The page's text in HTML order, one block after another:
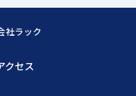
社ラック
クセス